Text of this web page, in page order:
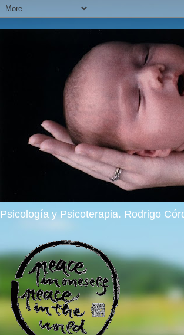
Psicología y Psicoterapia. Rodrigo